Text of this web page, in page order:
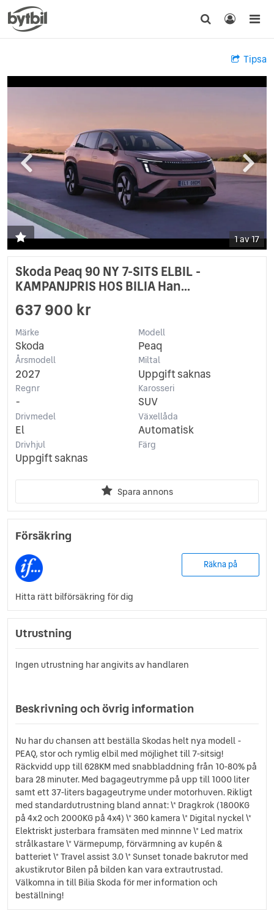
Tipsa
1 av 17
Skoda Peaq 90 NY 7-SITS ELBIL -
KAMPANJPRIS HOS BILIA Han...
637 900 kr
Märke
Skoda
Modell
Peaq
Årsmodell
2027
Miltal
Uppgift saknas
Regnr
-
Karosseri
SUV
Drivmedel
El
Växellåda
Automatisk
Drivhjul
Uppgift saknas
Färg
Spara annons
Försäkring
Räkna på
Hitta rätt bilförsäkring för dig
Utrustning
Ingen utrustning har angivits av handlaren
Beskrivning och övrig information
Nu har du chansen att beställa Skodas helt nya modell -
PEAQ, stor och rymlig elbil med möjlighet till 7-sitsig!
Räckvidd upp till 628KM med snabbladdning från 10-80% på
bara 28 minuter. Med bagageutrymme på upp till 1000 liter
samt ett 37-liters bagageutryme under motorhuven. Rikligt
med standardutrustning bland annat: \* Dragkrok (1800KG
på 4x2 och 2000KG på 4x4) \* 360 kamera \* Digital nyckel \*
Elektriskt justerbara framsäten med minnne \* Led matrix
strålkastare \* Värmepump, förvärmning av kupén &
batteriet \* Travel assist 3.0 \* Sunset tonade bakrutor med
akustikrutor Bilen på bilden kan vara extrautrustad.
Välkomna in till Bilia Skoda för mer information och
beställning!